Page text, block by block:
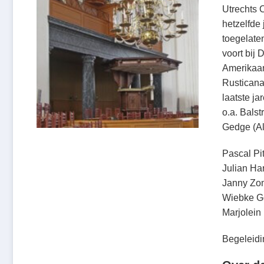
Utrechts
hetzelfde
voort bij
laatste
o.a.
Gedge
Pascal
Julian
Janny
Wiebke
Marjolein